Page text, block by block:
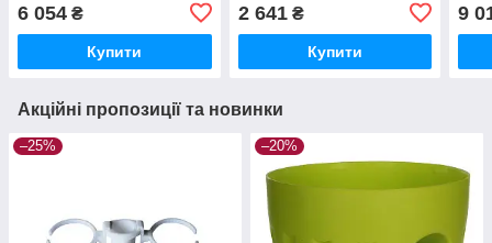
6 054 ₴
Купити
2 641₴
Купити
9
Акційні пропозиції та новинки
–25% –20%